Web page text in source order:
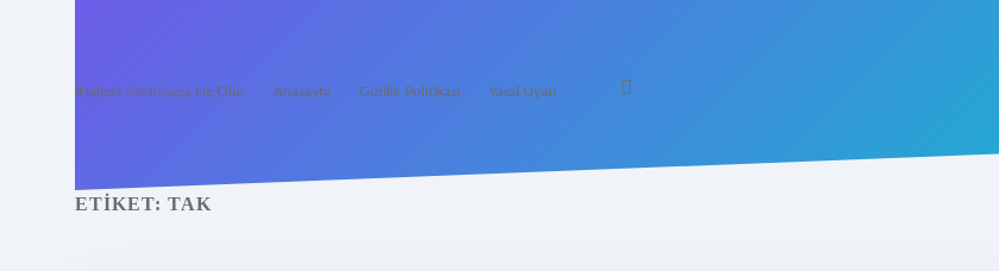
İHalede Satılmazsa Ne Olur Anasayfa Gizlilik Politikası Yasal Uyarı
ETIKET: TAK